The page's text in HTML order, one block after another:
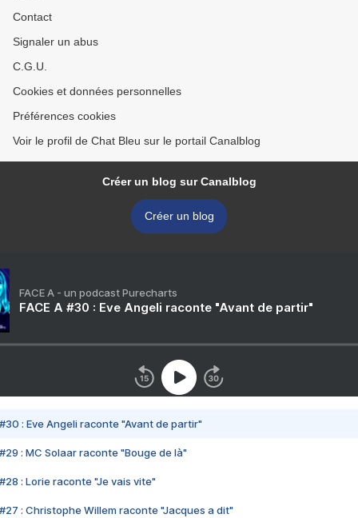
Contact
Signaler un abus
C.G.U.
Cookies et données personnelles
Préférences cookies
Voir le profil de Chat Bleu sur le portail Canalblog
Créer un blog sur Canalblog
Créer un blog
FACE A - un podcast Purecharts
FACE A #30 : Eve Angeli raconte "Avant de partir"
#30 : Eve Angeli raconte "Avant de partir"
#29 : MC Solaar raconte "Bouge de là"
#28 : Lorie raconte "Je vais vite"
#27 : Christophe Willem raconte "Jacques a dit"